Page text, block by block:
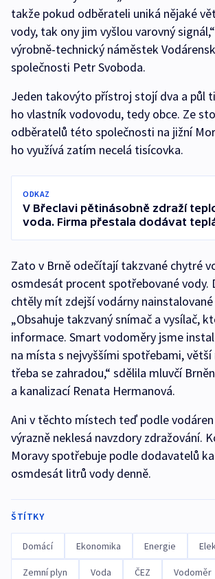
takže pokud odběrateli uniká nějaké
vody, tak ony jim vyšlou varovný
výrobně-technický náměstek
společnosti Petr Svoboda.
Jeden takovýto přístroj stojí dva a půl
ho vlastník vodovodu, tedy obce. Ze
odběratelů této společnosti na jižní
ho využívá zatím necelá tisícovka.
ODKAZ
V Břeclavi pětinásobně zdraží
voda. Firma přestala dodávat
Zato v Brně odečítají takzvané chytré
osmdesát procent spotřebované vody.
chtěly mít zdejší vodárny nainstalované
„Obsahuje takzvaný snímač a vysílač,
informace. Smart vodoměry jsme
na místa s nejvyššími spotřebami,
třeba se zahradou,“ sdělila mluvčí
a kanalizací Renata Hermanová.
Ani v těchto místech teď podle
výrazně neklesá navzdory zdražování.
Moravy spotřebuje podle dodavatelů
osmdesát litrů vody denně.
ŠTÍTKY
Domácí Ekonomika Energie
Zemní plyn Voda ČEZ Vodoměr